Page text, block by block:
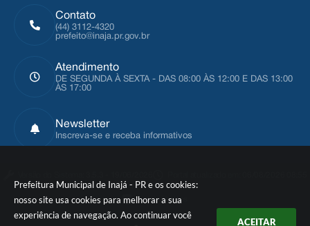
Prefeitura Municipal de Inajá - PR e os cookies:
nosso site usa cookies para melhorar a sua
experiência de navegação. Ao continuar você
ACEITAR
Contato
(44) 3112-4320
prefeito@inaja.pr.gov.br
Atendimento
DE SEGUNDA À SEXTA - DAS 08:00 ÀS 12:00 E DAS 13:00
ÀS 17:00
Newsletter
Inscreva-se e receba informativos
Dados Abertos